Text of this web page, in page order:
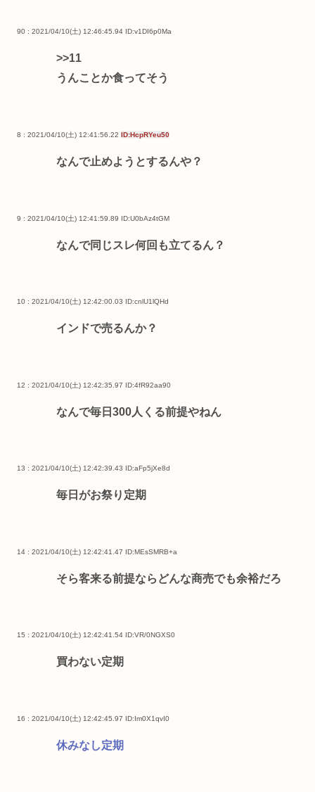
90 : 2021/04/10(土) 12:46:45.94 ID:v1DI6p0Ma
>>11
うんことか食ってそう
8 : 2021/04/10(土) 12:41:56.22 ID:HcpRYeu50
なんで止めようとするんや？
9 : 2021/04/10(土) 12:41:59.89 ID:U0bAz4tGM
なんで同じスレ何回も立てるん？
10 : 2021/04/10(土) 12:42:00.03 ID:cnlU1lQHd
インドで売るんか？
12 : 2021/04/10(土) 12:42:35.97 ID:4fR92aa90
なんで毎日300人くる前提やねん
13 : 2021/04/10(土) 12:42:39.43 ID:aFp5jXe8d
毎日がお祭り定期
14 : 2021/04/10(土) 12:42:41.47 ID:MEsSMRB+a
そら客来る前提ならどんな商売でも余裕だろ
15 : 2021/04/10(土) 12:42:41.54 ID:VR/0NGXS0
買わない定期
16 : 2021/04/10(土) 12:42:45.97 ID:Im0X1qvI0
休みなし定期